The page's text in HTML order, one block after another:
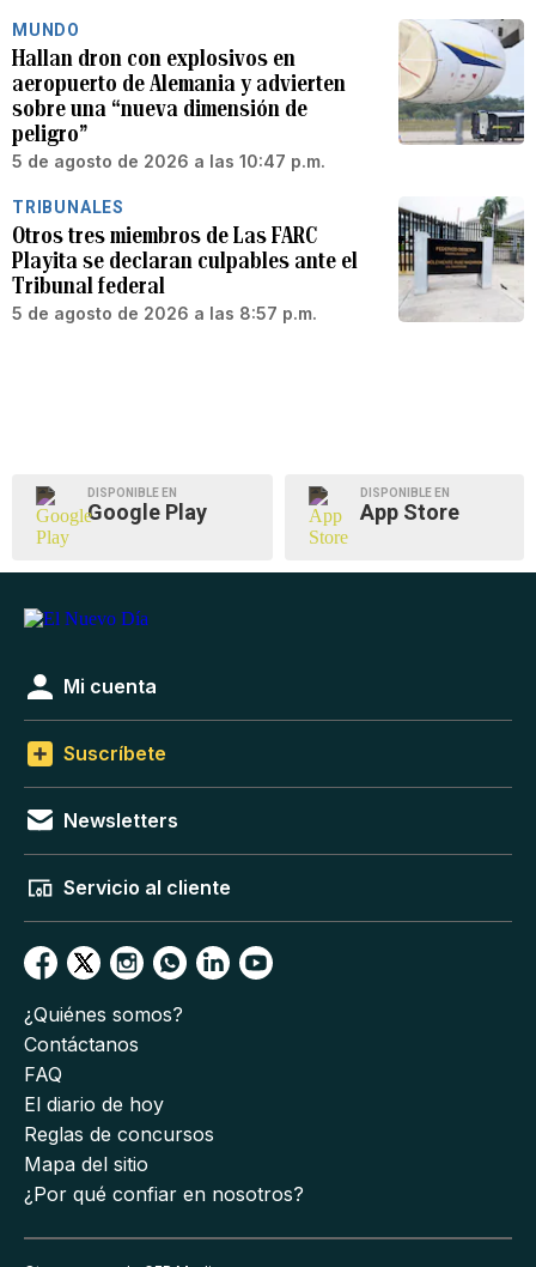
MUNDO
Hallan dron con explosivos en
aeropuerto de Alemania y advierten
sobre una “nueva dimensión de
peligro”
5 de agosto de 2026 a las 10:47 p.m.
TRIBUNALES
Otros tres miembros de Las FARC
Playita se declaran culpables ante el
Tribunal federal
5 de agosto de 2026 a las 8:57 p.m.
DISPONIBLE EN
Google Play
DISPONIBLE EN
App Store
Mi cuenta
Suscríbete
Newsletters
Servicio al cliente
¿Quiénes somos?
Contáctanos
FAQ
El diario de hoy
Reglas de concursos
Mapa del sitio
¿Por qué confiar en nosotros?